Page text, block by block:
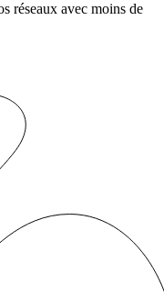
réseaux avec moins de